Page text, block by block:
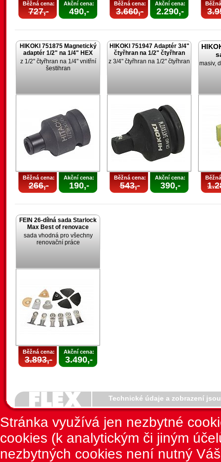
Běžná cena:
727,-
Akční cena:
490,-
Běžná cena:
3.660,-
Akční cena:
2.290,-
HIKOKI 751875 Magnetický
adaptér 1/2" na 1/4" HEX
z 1/2" čtyřhran na 1/4" vnitřní
šestihran
Běžná cena:
266,-
Akční cena:
190,-
HIKOKI 751947 Adaptér 3/4"
čtyřhran na 1/2" čtyřhran
z 3/4" čtyřhran na 1/2" čtyřhran
Běžná cena:
543,-
Akční cena:
390,-
masiv,
FEIN 26-dílná sada Starlock
Max Best of renovace
sada vhodná pro všechny
renovační práce
Běžná cena:
3.893,-
Akční cena:
3.490,-
Technické údaje a zobrazení
Stránka využívá jen nezbytné
cookies (k analytickým či jiným
nezbytných cookies není nutný